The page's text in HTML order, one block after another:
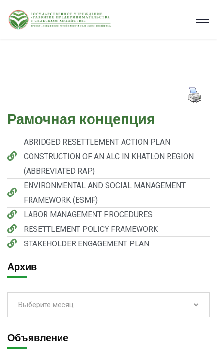
Рамочная концепция
ABRIDGED RESETTLEMENT ACTION PLAN
CONSTRUCTION OF AN ALC IN KHATLON REGION
(ABBREVIATED RAP)
ENVIRONMENTAL AND SOCIAL MANAGEMENT
FRAMEWORK (ESMF)
LABOR MANAGEMENT PROCEDURES
RESETTLEMENT POLICY FRAMEWORK
STAKEHOLDER ENGAGEMENT РLAN
Архив
Выберите месяц
Объявление